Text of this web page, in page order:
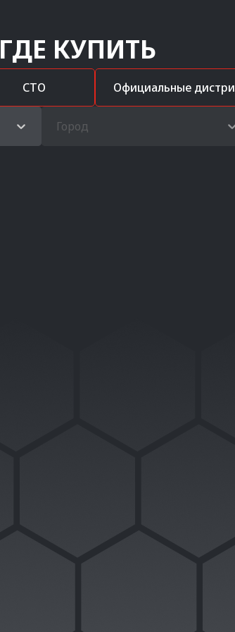
ГДЕ КУПИТЬ
СТО Официальные
Город